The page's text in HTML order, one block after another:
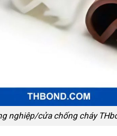
nghiệp/cửa chống cháy